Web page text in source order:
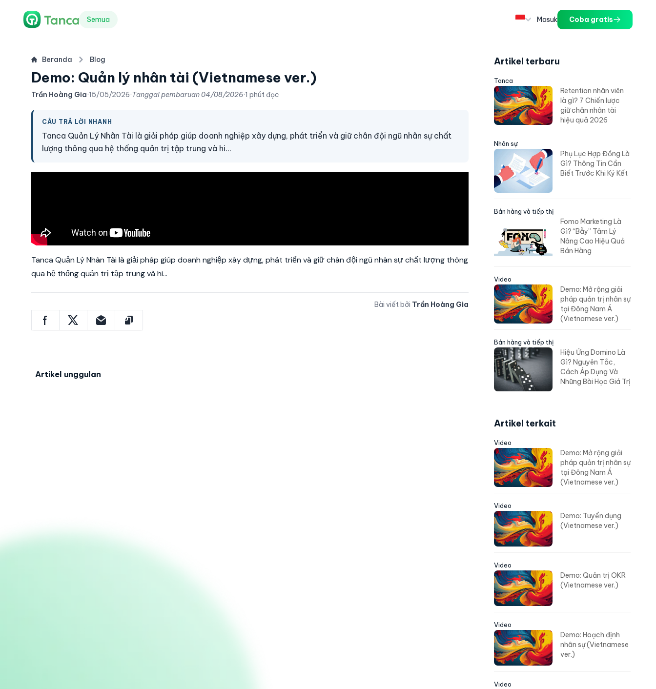
Semua Masuk Coba gratis
Beranda Blog
Demo: Quản lý nhân tài (Vietnamese ver.)
Trần Hoàng Gia·15/05/2026·Tanggal pembaruan04/08/2026·1 phút đọc
CÂU TRẢ LỜI NHANH
Tanca Quản Lý Nhân Tài là giải pháp giúp doanh nghiệp xây dựng, phát triển và giữ chân đội ngũ nhân sự chất
lượng thông qua hệ thống quản trị tập trung và hi...
Tanca Quản Lý Nhân Tài là giải pháp giúp doanh nghiệp xây dựng, phát triển và giữ chân đội ngũ nhân sự chất lượng thông
qua hệ thống quản trị tập trung và hi...
Bài viết bởi Trần Hoàng Gia
Artikel unggulan
Artikel terbaru
Tanca
Retention nhân viên
là gì? 7 Chiến lược
giữ chân nhân tài
hiệu quả 2026
Nhân sự
Phụ Lục Hợp Đồng Là
Gì? Thông Tin Cần
Biết Trước Khi Ký Kết
Bán hàng và tiếp thị
Fomo Marketing Là
Gì? “Bẫy” Tâm Lý
Nâng Cao Hiệu Quả
Bán Hàng
Video
Demo: Mở rộng giải
pháp quản trị nhân sự
tại Đông Nam Á
(Vietnamese ver.)
Bán hàng và tiếp thị
Hiệu Ứng Domino Là
Gì? Nguyên Tắc,
Cách Áp Dụng Và
Những Bài Học Giá Trị
Artikel terkait
Video
Demo: Mở rộng giải
pháp quản trị nhân sự
tại Đông Nam Á
(Vietnamese ver.)
Video
Demo: Tuyển dụng
(Vietnamese ver.)
Video
Demo: Quản trị OKR
(Vietnamese ver.)
Video
Demo: Hoạch định
nhân sự (Vietnamese
ver.)
Video